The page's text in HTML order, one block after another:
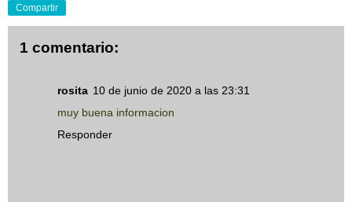
Compartir
1 comentario:
rosita 10 de junio de 2020 a las 23:31
muy buena informacion
Responder